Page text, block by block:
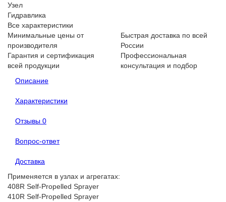
Узел
Гидравлика
Все характеристики
Минимальные цены от
производителя
Быстрая доставка по всей
России
Гарантия и сертификация
всей продукции
Профессиональная
консультация и подбор
Описание
Характеристики
Отзывы 0
Вопрос-ответ
Доставка
Применяется в узлах и агрегатах:
408R Self-Propelled Sprayer
410R Self-Propelled Sprayer